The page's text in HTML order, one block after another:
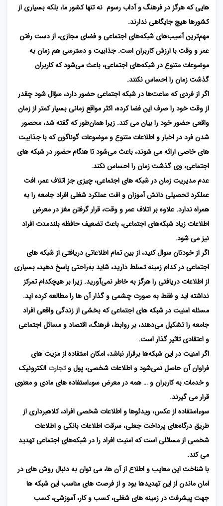
هایی که هرگز در فرهنگ و آداب رسوم نه ‌تنها کشور ما، بلکه بسیاری از
کشورها هیچ جایگاهی ندارند.
مهم‌ترین آسیب‌های شبکه‌های اجتماعی و فضای مجازی، از دست رفتن
عمر و وقت با ارزش کاربران است. جذابیت و دسترسی هم‌ زمان به
موضوعات متنوع در شبکه‌های اجتماعی، باعث می‌شود که کاربران
گذشت زمان را احساس نکنند.
اگر از فردی که ساعت‌ها در شبکه اجتماعی حضور دارد، سؤال شود چقدر
از وقت خود را صرف این فضا کرده‌، اکثر مواقع زمانی بسیار کمتر از زمان
واقعی حضور خود را بیان می کند. زیرا همان‌طور که گفته شد، محصور
شدن فرد در اخبار و اطلاعات متنوع و موضوعات گوناگون که با جذابیت
های خاصی ارائه می شوند، باعث می‌شود تا هنگام حضور در شبکه های
اجتماعی، وی گذشت زمان را احساس نکند.
عدم مدیریت زمان در شبکه های اجتماعی، چیزی جز اتلاف عمر، افت
عملکرد تحصیلی دانش آموزان و افت عملکرد شغلی افراد جامعه را به
همراه ندارد. علاوه بر اتلاف عمر و وقت، قرار گرفتن مغز در معرض
اطلاعات زیاد شبکه‌های اجتماعی، باعث تضعیف حافظه بلندمدت افراد
نیز می شود.
اگر از خودتان سوال کنید، از بین تمام اطلاعاتی دریافتی از شبکه های
اجتماعی در کدام زمینه تسلط دارید، شاید به‌راحتی پاسخ دهید، بسیاری
از اطلاعات دریافتی را هرگز به خاطر نمی‌آورید. زیرا بر هیچکدام تمرکز
نداشته اید و فقط به صورت چشمی و گذار آن ها را مطالعه کرده اید.
مسئله امنیت در شبکه های اجتماعی که بخشی از زندگی واقعی افراد
جامعه را تشکیل می‌دهند، بر روابط، فرهنگ، اقتصاد و مسائل اجتماعی
و اعتقادی تاثیر گذار است.
اگر امنیت در این شبکه‌ها برقرار نباشد، امکان استفاده از مزیت های
فراوان آن حاصل نمی‌شود و اطلاعات شخصی، پول وتجارت الکترونیک
و خدمات به کاربران و … همه در معرض سوءاستفاده های مادی و معنوی
قرار می گیرند.
سوءاستفاده از عکس، ویدئوها و اطلاعات شخصی افراد، کلاهبرداری از
طریق درگاه‌های پرداخت جعلی، سرقت اطلاعات بانکی و اطلاعات
شخصی از مسائلی است که امنیت افراد را در شبکه‌های اجتماعی تهدید
می کند.
با شناخت این معایب و اطلاع از آن ها، می توان به دنبال روش های در
امان ماندن از این تهدیدها بود و از فرصت های مناسب این شبکه ها
جهت پیشرفت در زمینه های شغلی، کسب و کار، آموزشی، کسب